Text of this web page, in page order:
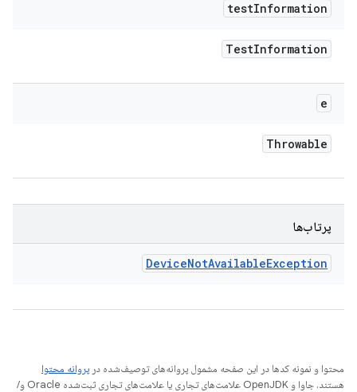
testInformation
TestInformation
e
Throwable
پرتاب‌ها
DeviceNotAvailableException
محتوا و نمونه کدها در این صفحه مشمول پروانه‌های توصیف‌شده در پروانه محتوا
هستند. جاوا و OpenJDK علامت‌های تجاری یا علامت‌های تجاری ثبت‌شده Oracle و/